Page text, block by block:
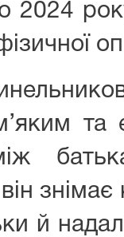
2024
та
й